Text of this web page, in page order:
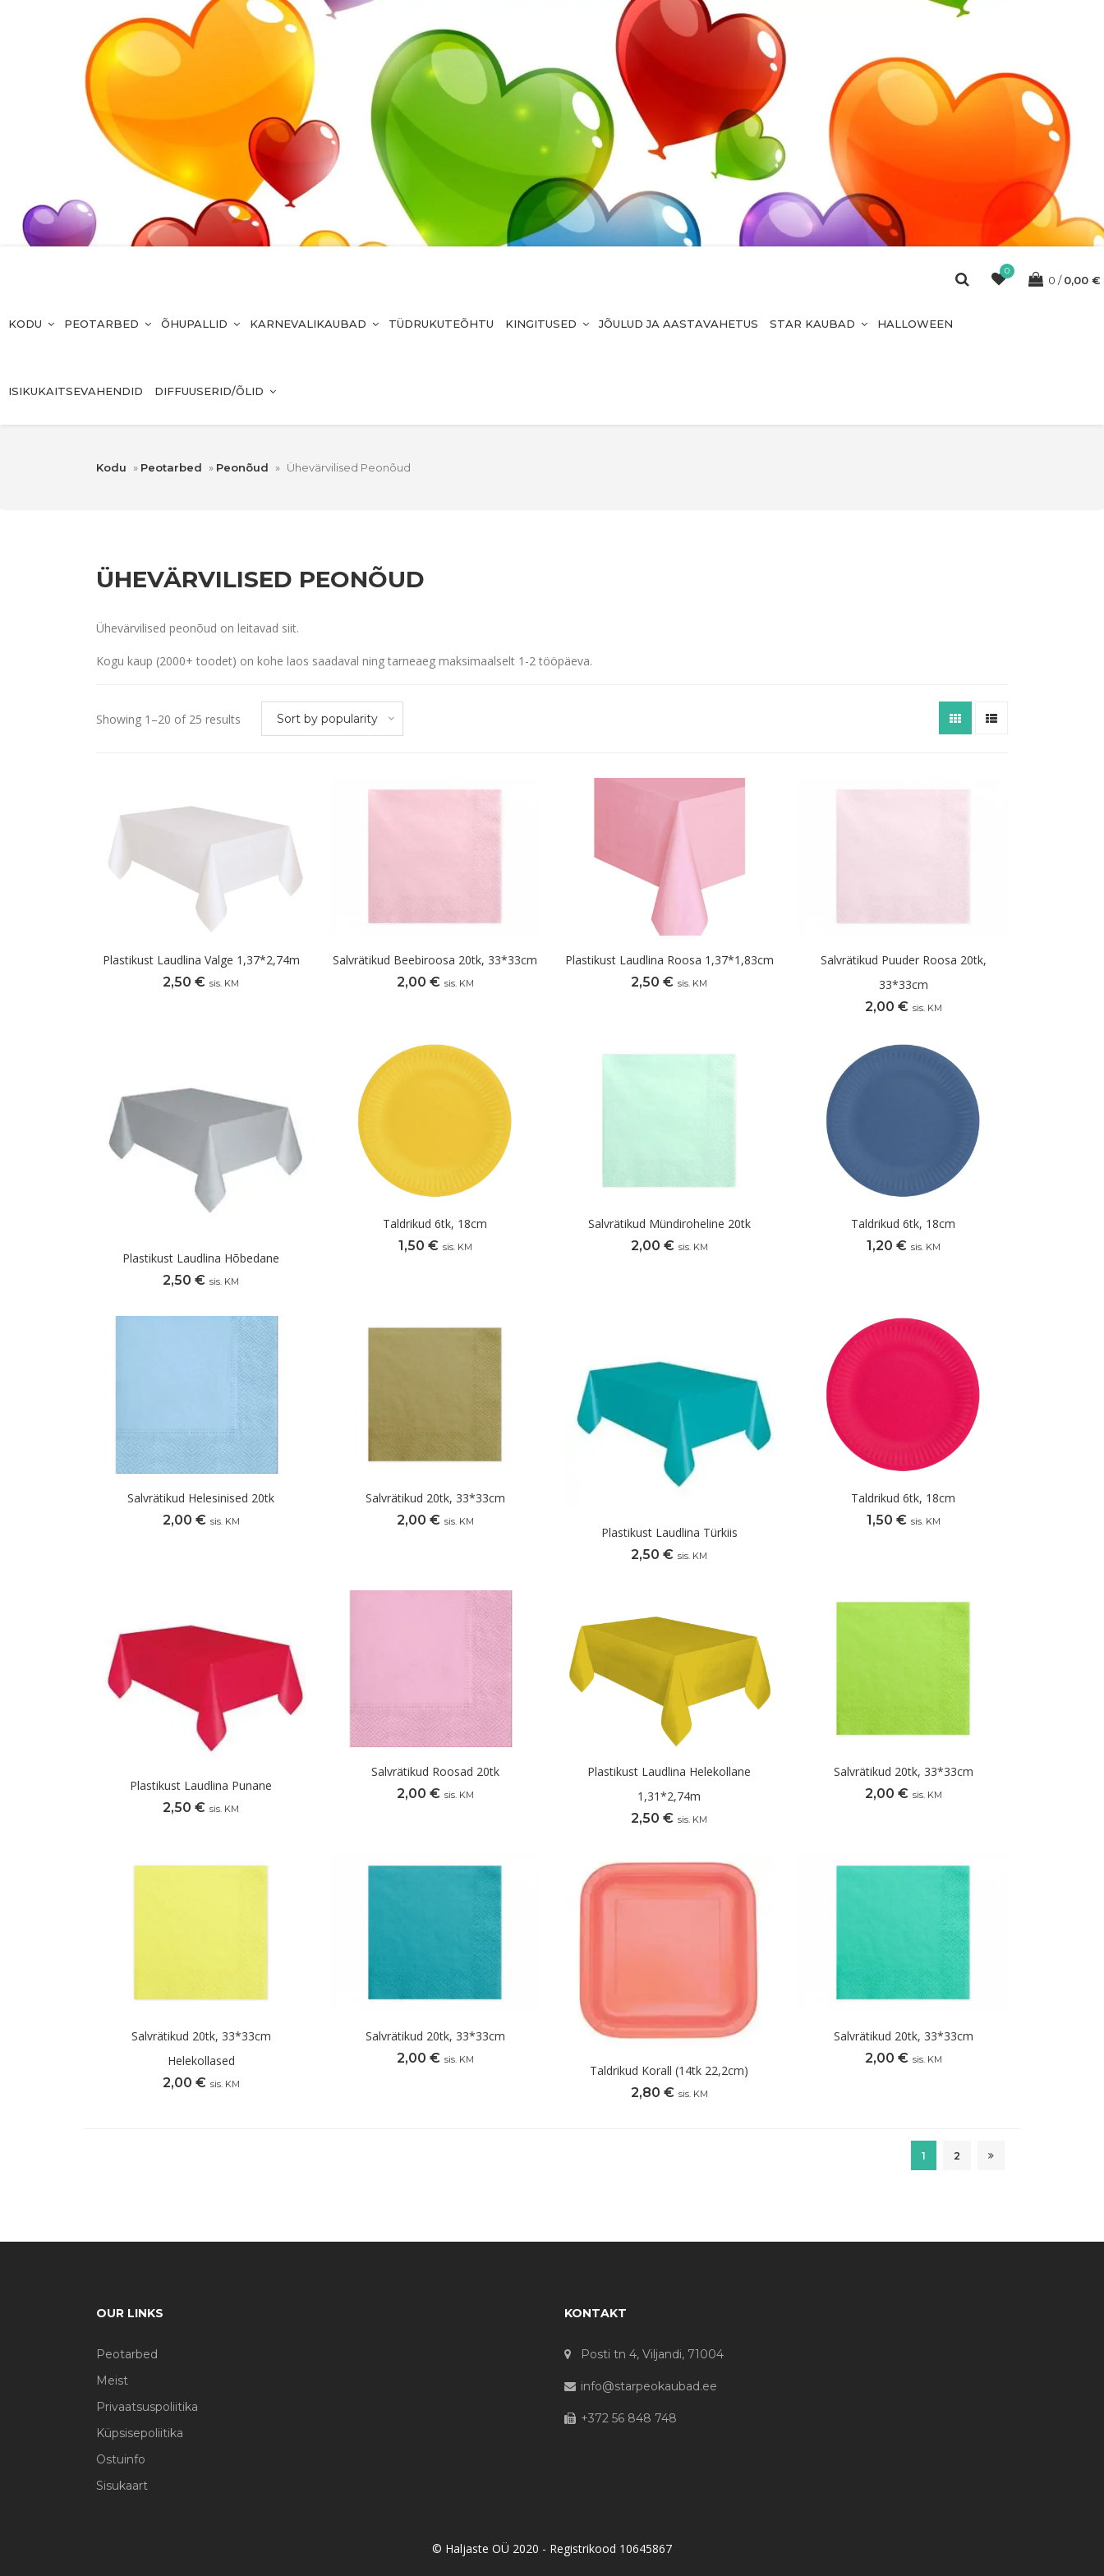
0
0 0,00 €
KODU PEOTARBED ÕHUPALLID KARNEVALIKAUBAD TÜDRUKUTEÕHTU KINGITUSED JÕULUD JA AASTAVAHETUS STAR KAUBAD HALLOWEEN
ISIKUKAITSEVAHENDID DIFFUUSERID/ÕLID
Kodu » Peotarbed » Peonõud » Ühevärvilised Peonõud
ÜHEVÄRVILISED PEONÕUD
Ühevärvilised peonõud on leitavad siit.
Kogu kaup (2000+ toodet) on kohe laos saadaval ning tarneaeg maksimaalselt 1-2 tööpäeva.
Showing 1–20 of 25 results Sort by popularity
Plastikust Laudlina Valge 1,37*2,74m
2,50 € sis. KM
Salvrätikud Beebiroosa 20tk, 33*33cm
2,00 € sis. KM
Plastikust Laudlina Roosa 1,37*1,83cm
2,50 € sis. KM
Salvrätikud Puuder Roosa 20tk,
33*33cm
2,00 € sis. KM
Plastikust Laudlina Hõbedane
2,50 € sis. KM
Taldrikud 6tk, 18cm
1,50 € sis. KM
Salvrätikud Mündiroheline 20tk
2,00 € sis. KM
Taldrikud 6tk, 18cm
1,20 € sis. KM
Salvrätikud Helesinised 20tk
2,00 € sis. KM
Salvrätikud 20tk, 33*33cm
2,00 € sis. KM
Plastikust Laudlina Türkiis
2,50 € sis. KM
Taldrikud 6tk, 18cm
1,50 € sis. KM
Plastikust Laudlina Punane
2,50 € sis. KM
Salvrätikud Roosad 20tk
2,00 € sis. KM
Plastikust Laudlina Helekollane
1,31*2,74m
2,50 € sis. KM
Salvrätikud 20tk, 33*33cm
2,00 € sis. KM
Salvrätikud 20tk, 33*33cm
Helekollased
2,00 € sis. KM
Salvrätikud 20tk, 33*33cm
2,00 € sis. KM
Taldrikud Korall (14tk 22,2cm)
2,80 € sis. KM
Salvrätikud 20tk, 33*33cm
2,00 € sis. KM
1 2
OUR LINKS
Peotarbed
Meist
Privaatsuspoliitika
Küpsisepoliitika
Ostuinfo
Sisukaart
KONTAKT
Posti tn 4, Viljandi, 71004
info@starpeokaubad.ee
+372 56 848 748
© Haljaste OÜ 2020 - Registrikood 10645867